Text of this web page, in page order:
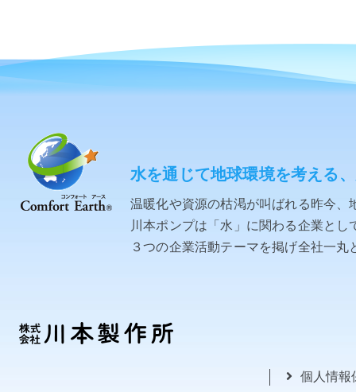
水を通じて地球環境を考える
温暖化や資源の枯渇が叫ばれる昨今
川本ポンプは「水」に関わる企業と
３つの企業活動テーマを掲げ全社一
個人情報